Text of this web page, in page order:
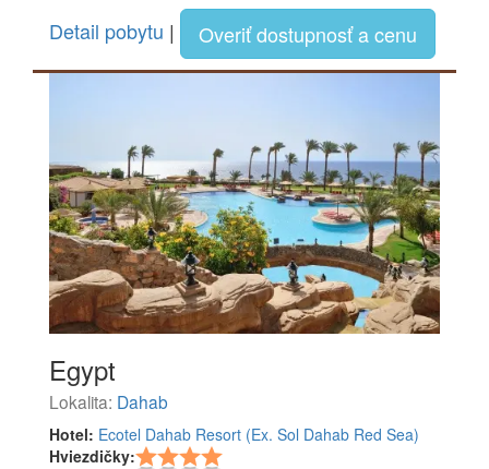
Detail pobytu | Overiť dostupnosť a cenu
Egypt
Lokalita: Dahab
Hotel: Ecotel Dahab Resort (Ex. Sol Dahab Red Sea)
Hviezdičky: